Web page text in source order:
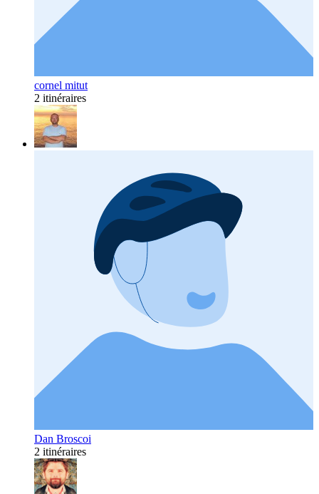
cornel mitut
2 itinéraires
Dan Broscoi
2 itinéraires